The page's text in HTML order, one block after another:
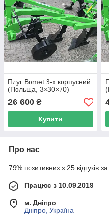
Плуг Bomet 3-х корпусний
(Польща, 3×30×70)
26 600 ₴
Купити
Про нас
79% позитивних з 25 відгуків за
Працює з 10.09.2019
м. Дніпро
Дніпро, Україна